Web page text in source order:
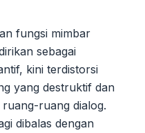
fungsi mimbar
sebagai
kini terdistorsi
yang destruktif dan
ruang dialog.
dibalas dengan